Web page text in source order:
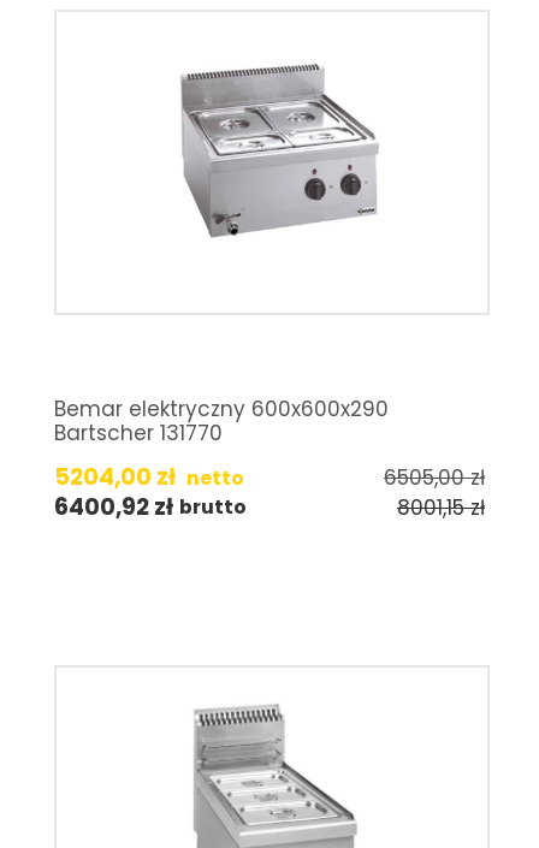
Bemar elektryczny 600x600x290
Bartscher 131770
5204,00 zł netto 6505,00zł
6400,92zł brutto 8001,15zł